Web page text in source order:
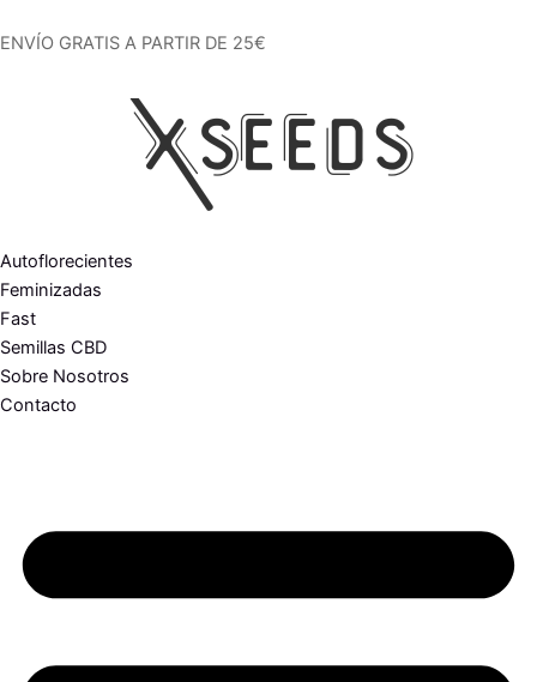
al
ENVÍO GRATIS A PARTIR DE 25€
Autoflorecientes
Feminizadas
Fast
Semillas CBD
Sobre Nosotros
Contacto